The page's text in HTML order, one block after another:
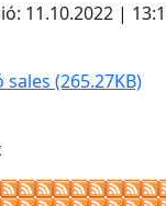
11.10.2022 |
sales (265.27KB)